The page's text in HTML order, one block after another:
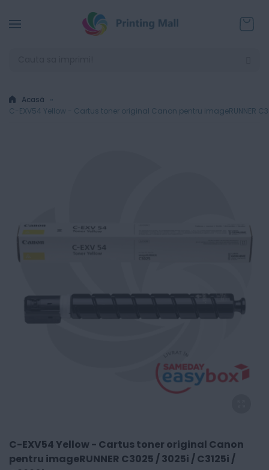
Acasă
C-EXV54 Yellow - Cartus toner original Canon pentru imageRUNNER
C-EXV54 Yellow - Cartus toner original Canon
pentru imageRUNNER C3025 / 3025i / C3125i /